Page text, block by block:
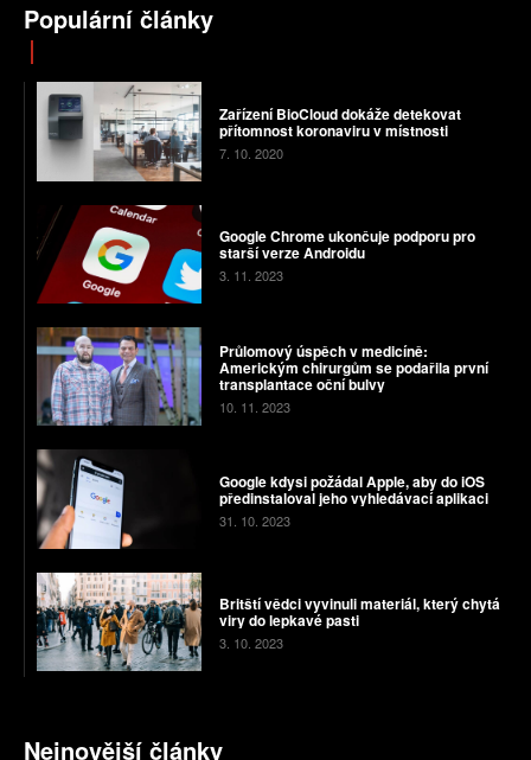
Populární články
Zařízení BioCloud dokáže detekovat
přítomnost koronaviru v místnosti
7. 10. 2020
Google Chrome ukončuje podporu pro
starší verze Androidu
3. 11. 2023
Průlomový úspěch v medicíně:
Americkým chirurgům se podařila první
transplantace oční bulvy
10. 11. 2023
Google kdysi požádal Apple, aby do iOS
předinstaloval jeho vyhledávací aplikaci
31. 10. 2023
Britští vědci vyvinuli materiál, který chytá
viry do lepkavé pasti
3. 10. 2023
Nejnovější články